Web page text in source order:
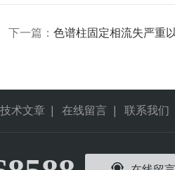
下一篇： 色谱柱固定相流失严重
技术文章 在线留言 联系我们